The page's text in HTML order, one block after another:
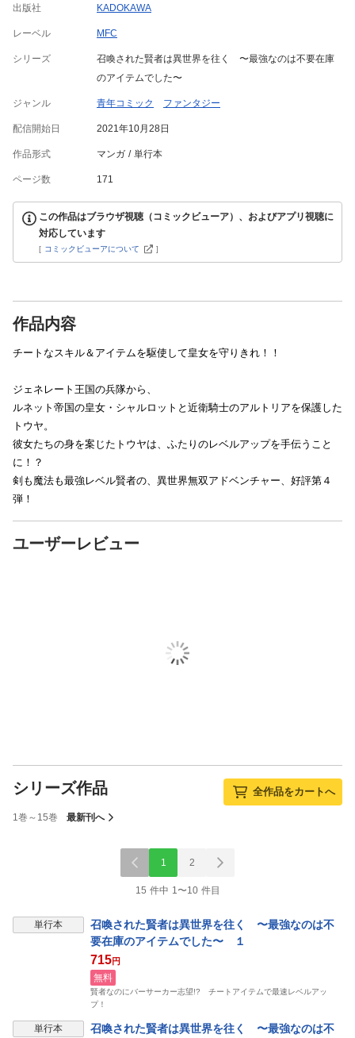
出版社 KADOKAWA
レーベル MFC
シリーズ
召喚された賢者は異世界を往く 〜最強なのは不要在庫
のアイテムでした〜
ジャンル 青年コミック ファンタジー
配信開始日 2021年10月28日
作品形式 マンガ 単行本
ページ数 171
この作品はブラウザ視聴（コミックビューア）、およびアプリ視聴に
対応しています
[ コミックビューアについて ]
作品内容
チートなスキル＆アイテムを駆使して皇女を守りきれ！！
ジェネレート王国の兵隊から、
ルネット帝国の皇女・シャルロットと近衛騎士のアルトリアを保護した
トウヤ。
彼女たちの身を案じたトウヤは、ふたりのレベルアップを手伝うこと
に！？
剣も魔法も最強レベル賢者の、異世界無双アドベンチャー、好評第４
弾！
ユーザーレビュー
シリーズ作品 全作品をカートへ
1巻～15巻 最新刊へ
1 2
15 件中 1〜10 件目
単行本
召喚された賢者は異世界を往く 〜最強なのは不
要在庫のアイテムでした〜 １
715円
無料
賢者なのにバーサーカー志望!? チートアイテムで最速レベルアッ
プ！
単行本 召喚された賢者は異世界を往く 〜最強なのは不